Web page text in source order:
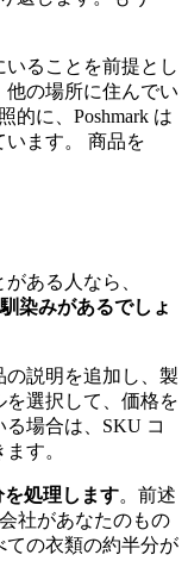
ることを前提とし
の場所に住んでい
的に、Poshmark は
ます。 商品を
ある人なら、
染みがあるでしょ
の説明を追加し、製
選択して、価格を
場合は、SKU コ
す。
処理します。前述
社があなたのもの
ての衣類の約半分が